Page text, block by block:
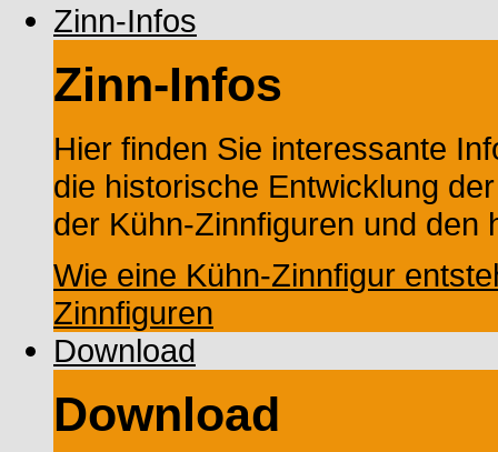
Zinn-Infos
Zinn-Infos
Hier finden Sie interessante
die historische Entwicklung
der Kühn-Zinnfiguren und den
Wie eine Kühn-Zinnfigur
Zinnfiguren
Download
Download